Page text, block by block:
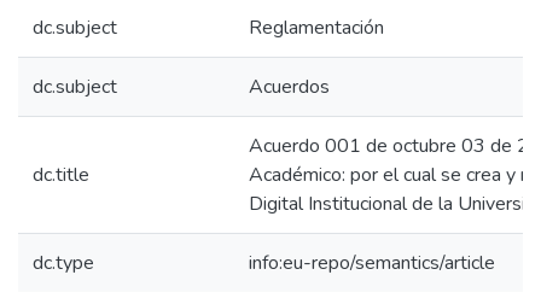
dc.subject Reglamentación
dc.subject Acuerdos
dc.title
Acuerdo 001 de octubre 03 de
Académico: por el cual se crea y
Digital Institucional de la
dc.type info:eu-repo/semantics/article